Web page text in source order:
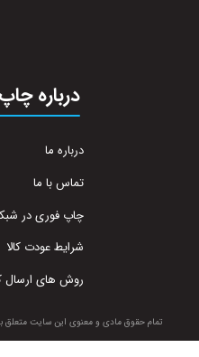
تمام حقوق مادی و معنوی این سایت متعلق
درباره
درباره ما
تماس با ما
چاپ فوری در
شرایط عودت کالا
روش های ارسال